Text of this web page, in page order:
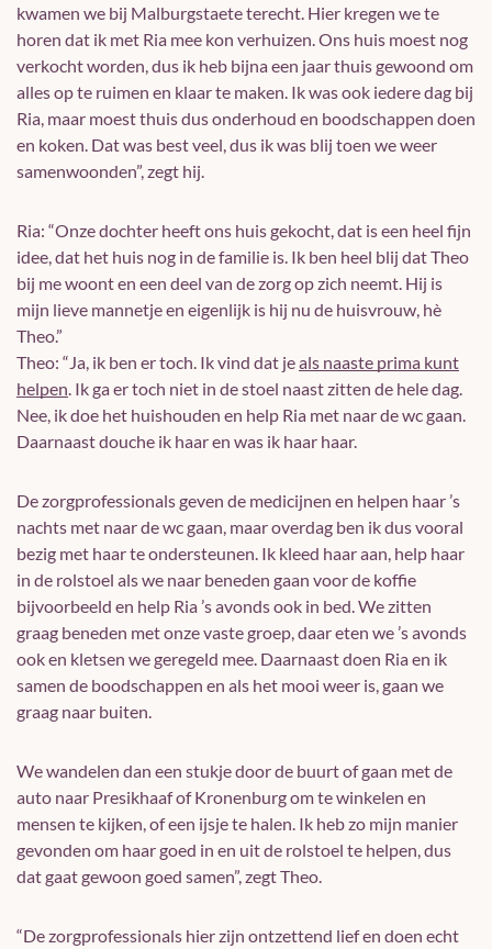
kwamen we bij Malburgstaete terecht. Hier kregen we te
horen dat ik met Ria mee kon verhuizen. Ons huis moest nog
verkocht worden, dus ik heb bijna een jaar thuis gewoond om
alles op te ruimen en klaar te maken. Ik was ook iedere dag bij
Ria, maar moest thuis dus onderhoud en boodschappen doen
en koken. Dat was best veel, dus ik was blij toen we weer
samenwoonden”, zegt hij.
Ria: “Onze dochter heeft ons huis gekocht, dat is een heel fijn
idee, dat het huis nog in de familie is. Ik ben heel blij dat Theo
bij me woont en een deel van de zorg op zich neemt. Hij is
mijn lieve mannetje en eigenlijk is hij nu de huisvrouw, hè
Theo.”
Theo: “Ja, ik ben er toch. Ik vind dat jeals naaste prima kunt
helpen . Ik ga er toch niet in de stoel naast zitten de hele dag.
Nee, ik doe het huishouden en help Ria met naar de wc gaan.
Daarnaast douche ik haar en was ik haar haar.
De zorgprofessionals geven de medicijnen en helpen haar ’s
nachts met naar de wc gaan, maar overdag ben ik dus vooral
bezig met haar te ondersteunen. Ik kleed haar aan, help haar
in de rolstoel als we naar beneden gaan voor de koffie
bijvoorbeeld en help Ria ’s avonds ook in bed. We zitten
graag beneden met onze vaste groep, daar eten we ’s avonds
ook en kletsen we geregeld mee. Daarnaast doen Ria en ik
samen de boodschappen en als het mooi weer is, gaan we
graag naar buiten.
We wandelen dan een stukje door de buurt of gaan met de
auto naar Presikhaaf of Kronenburg om te winkelen en
mensen te kijken, of een ijsje te halen. Ik heb zo mijn manier
gevonden om haar goed in en uit de rolstoel te helpen, dus
dat gaat gewoon goed samen”, zegt Theo.
“De zorgprofessionals hier zijn ontzettend lief en doen echt